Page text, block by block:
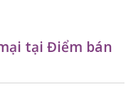
tại Điểm bán